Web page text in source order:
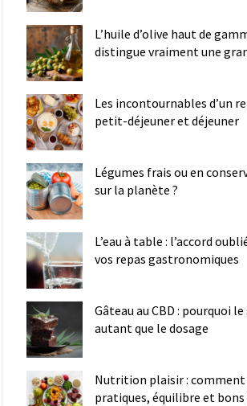
L’huile d’olive haut de
distingue vraiment une
Les incontournables d’un
petit-déjeuner et déjeuner
Légumes frais ou en
sur la planète ?
L’eau à table : l’accord
vos repas gastronomiques
Gâteau au CBD : pourquoi
autant que le dosage
Nutrition plaisir : comment
pratiques, équilibre et bons